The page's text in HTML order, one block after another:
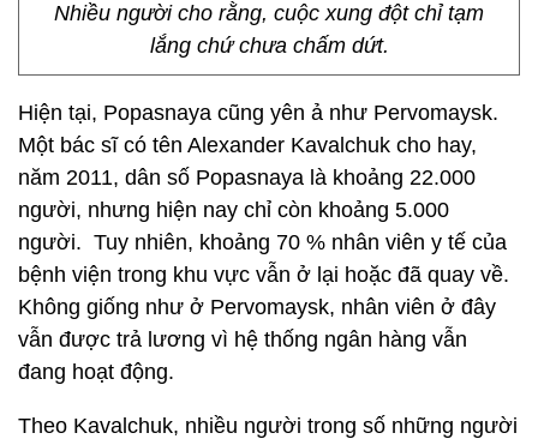
Nhiều người cho rằng, cuộc xung đột chỉ tạm
lắng chứ chưa chấm dứt.
Hiện tại, Popasnaya cũng yên ả như Pervomaysk.
Một bác sĩ có tên Alexander Kavalchuk cho hay,
năm 2011, dân số Popasnaya là khoảng 22.000
người, nhưng hiện nay chỉ còn khoảng 5.000
người. Tuy nhiên, khoảng 70 % nhân viên y tế của
bệnh viện trong khu vực vẫn ở lại hoặc đã quay về.
Không giống như ở Pervomaysk, nhân viên ở đây
vẫn được trả lương vì hệ thống ngân hàng vẫn
đang hoạt động.
Theo Kavalchuk, nhiều người trong số những người